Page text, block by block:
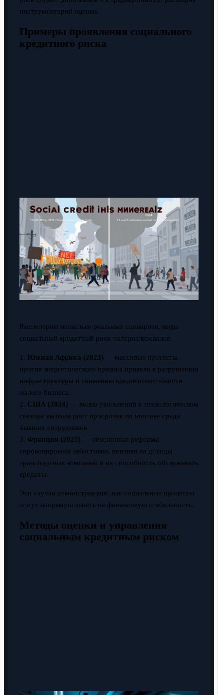
инструментарий оценки.
Примеры проявления социального
кредитного риска
Рассмотрим несколько реальных сценариев, когда
социальный кредитный риск материализовался:
1. Южная Африка (2023) — массовые протесты
против энергетического кризиса привели к разрушению
инфраструктуры и снижению кредитоспособности
малого бизнеса.
2. США (2024) — волна увольнений в технологическом
секторе вызвала рост просрочек по ипотеке среди
бывших сотрудников.
3. Франция (2025) — пенсионная реформа
спровоцировала забастовки, повлияв на доходы
транспортных компаний и их способность обслуживать
кредиты.
Эти случаи демонстрируют, как социальные процессы
могут напрямую влиять на финансовую стабильность.
Методы оценки и управления
социальным кредитным риском